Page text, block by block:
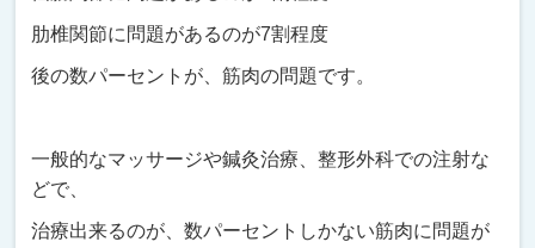
肋椎関節に問題があるのが7割程度
後の数パーセントが、筋肉の問題です。
一般的なマッサージや鍼灸治療、整形外科での注射な
どで、
治療出来るのが、数パーセントしかない筋肉に問題が